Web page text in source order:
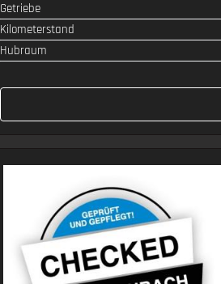
Getriebe
Kilometerstand
Hubraum